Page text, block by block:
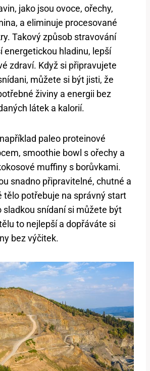
jako jsou ovoce, ořechy,
a eliminuje procesované
Takový způsob stravování
energetickou hladinu, lepší
zdraví. Když si připravujete
můžete si být jisti, že
živiny a energii bez
látek a kalorií.
paleo proteinové
smoothie bowl s ořechy a
muffiny s borůvkami.
snadno připravitelné, chutné a
tělo potřebuje na správný start
sladkou snídaní si můžete být
to nejlepší a dopřáváte si
bez výčitek.